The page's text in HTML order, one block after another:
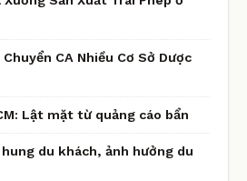
CA Nhiều Cơ Sở Dược
Lật mặt từ quảng cáo bẩn
hung du khách, ảnh hưởng du